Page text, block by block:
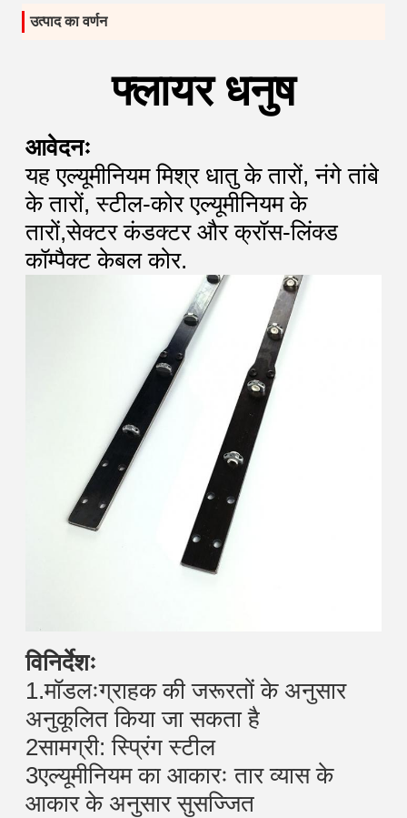
उत्पाद का वर्णन
फ्लायर धनुष
आवेदनः
यह एल्यूमीनियम मिश्र धातु के तारों, नंगे तांबे
के तारों, स्टील-कोर एल्यूमीनियम के
तारों,सेक्टर कंडक्टर और क्रॉस-लिंक्ड
कॉम्पैक्ट केबल कोर.
विनिर्देशः
1.मॉडलःग्राहक की जरूरतों के अनुसार
अनुकूलित किया जा सकता है
2सामग्री: स्प्रिंग स्टील
3एल्यूमीनियम का आकारः तार व्यास के
आकार के अनुसार सुसज्जित